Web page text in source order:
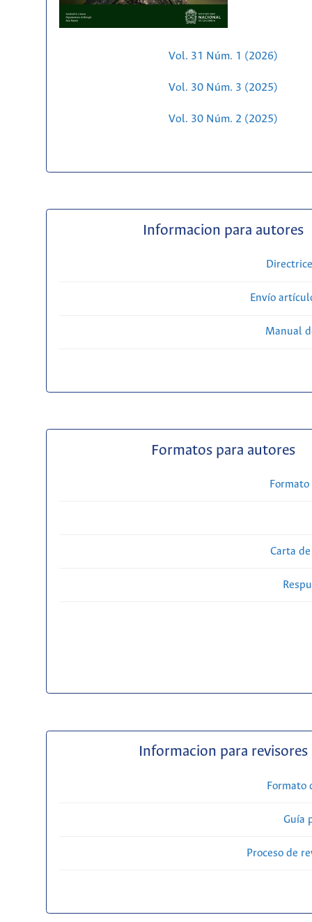
Vol. 31 Núm. 1 (2026)
Vol. 30 Núm. 3 (2025)
Vol. 30 Núm. 2 (2025)
Informacion para autores
Envío
Manual
Formatos para autores
Carta
Informacion para revisores
Formato
Guía
Proceso de